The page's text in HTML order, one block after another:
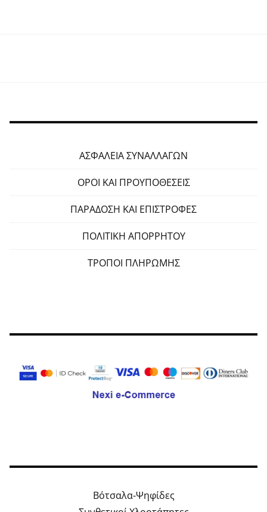
ΑΣΦΑΛΕΙΑ ΣΥΝΑΛΛΑΓΩΝ
ΟΡΟΙ ΚΑΙ ΠΡΟΥΠΟΘΕΣΕΙΣ
ΠΑΡΑΔΟΣΗ ΚΑΙ ΕΠΙΣΤΡΟΦΕΣ
ΠΟΛΙΤΙΚΗ ΑΠΟΡΡΗΤΟΥ
ΤΡΟΠΟΙ ΠΛΗΡΩΜΗΣ
Βότσαλα-Ψηφίδες